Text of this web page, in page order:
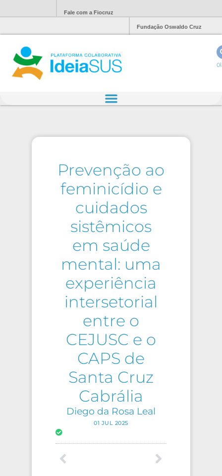
Fale com a Fiocruz
Fundação Oswaldo Cruz
Prevenção ao
feminicídio e
cuidados
sistêmicos
em saúde
mental: uma
experiência
intersetorial
entre o
CEJUSC e o
CAPS de
Santa Cruz
Cabrália
Diego da Rosa Leal
01 JUL 2025